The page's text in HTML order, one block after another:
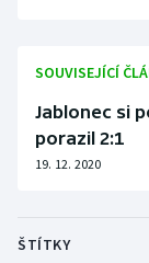
SOUVISEJÍCÍ
Jablonec si
porazil 2:1
19. 12. 2020
ŠTÍTKY